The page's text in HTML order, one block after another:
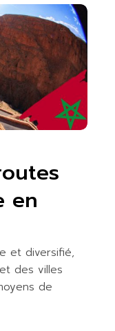
en
et diversifié,
des villes
de